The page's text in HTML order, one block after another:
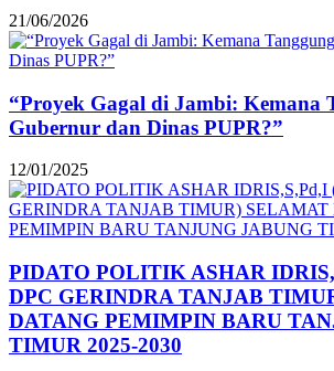
21/06/2026
“Proyek Gagal di Jambi: Kemana
Gubernur dan Dinas PUPR?”
12/01/2025
PIDATO POLITIK ASHAR
DPC GERINDRA TANJAB
DATANG PEMIMPIN BARU
TIMUR 2025-2030